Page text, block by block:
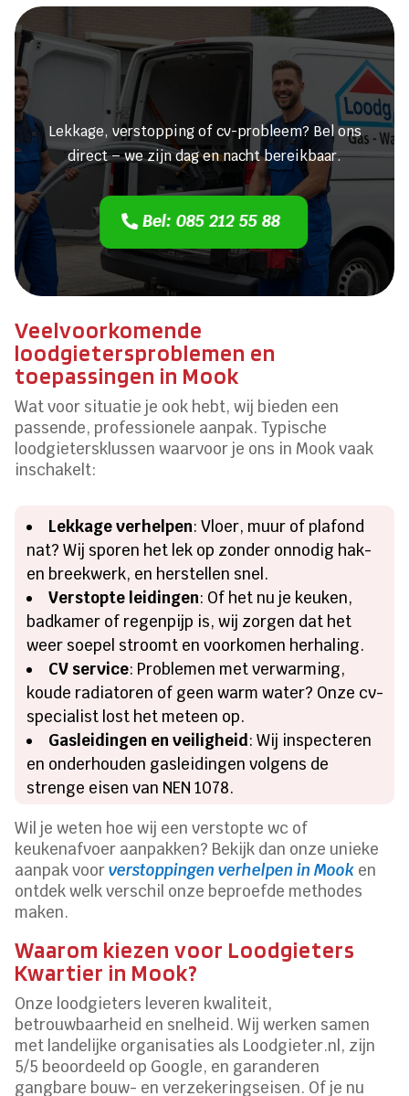
Heeft u een lekkage of een
verstopping?
Lekkage, verstopping of cv-probleem? Bel ons
direct – we zijn dag en nacht bereikbaar.
Bel: 085 212 55 88
Veelvoorkomende
loodgietersproblemen en
toepassingen in Mook
Wat voor situatie je ook hebt, wij bieden een
passende, professionele aanpak. Typische
loodgietersklussen waarvoor je ons in Mook vaak
inschakelt:
Lekkage verhelpen: Vloer, muur of plafond
nat? Wij sporen het lek op zonder onnodig hak-
en breekwerk, en herstellen snel.
Verstopte leidingen: Of het nu je keuken,
badkamer of regenpijp is, wij zorgen dat het
weer soepel stroomt en voorkomen herhaling.
CV service: Problemen met verwarming,
koude radiatoren of geen warm water? Onze cv-
specialist lost het meteen op.
Gasleidingen en veiligheid: Wij inspecteren
en onderhouden gasleidingen volgens de
strenge eisen van NEN 1078.
Wil je weten hoe wij een verstopte wc of
keukenafvoer aanpakken? Bekijk dan onze unieke
aanpak voorverstoppingen verhelpen in Mook en
ontdek welk verschil onze beproefde methodes
maken.
Waarom kiezen voor Loodgieters
Kwartier in Mook?
Onze loodgieters leveren kwaliteit,
betrouwbaarheid en snelheid. Wij werken samen
met landelijke organisaties als Loodgieter.nl, zijn
5/5 beoordeeld op Google, en garanderen
gangbare bouw- en verzekeringseisen. Of je nu